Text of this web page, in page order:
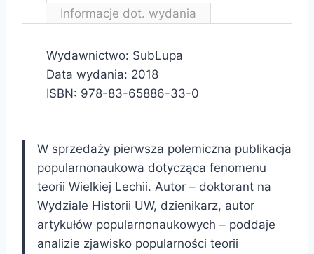
Informacje dot. wydania
Wydawnictwo: SubLupa
Data wydania: 2018
ISBN: 978-83-65886-33-0
W sprzedaży pierwsza polemiczna publikacja
popularnonaukowa dotycząca fenomenu
teorii Wielkiej Lechii. Autor – doktorant na
Wydziale Historii UW, dzienikarz, autor
artykułów popularnonaukowych – poddaje
analizie zjawisko popularności teorii